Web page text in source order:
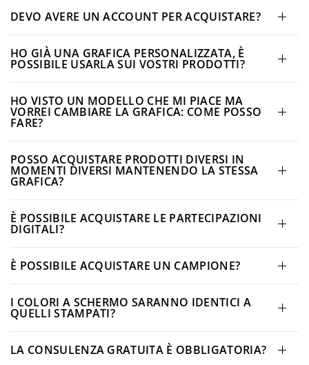
DEVO AVERE UN ACCOUNT PER ACQUISTARE?
HO GIÀ UNA GRAFICA PERSONALIZZATA, È
POSSIBILE USARLA SUI VOSTRI PRODOTTI?
HO VISTO UN MODELLO CHE MI PIACE MA
VORREI CAMBIARE LA GRAFICA: COME POSSO
FARE?
POSSO ACQUISTARE PRODOTTI DIVERSI IN
MOMENTI DIVERSI MANTENENDO LA STESSA
GRAFICA?
È POSSIBILE ACQUISTARE LE PARTECIPAZIONI
DIGITALI?
È POSSIBILE ACQUISTARE UN CAMPIONE?
I COLORI A SCHERMO SARANNO IDENTICI A
QUELLI STAMPATI?
LA CONSULENZA GRATUITA È OBBLIGATORIA?